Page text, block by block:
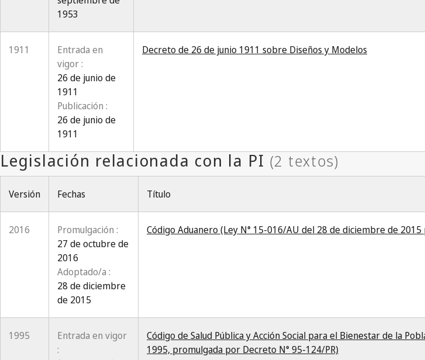
1953
1911
Entrada en
vigor :
26 de junio de
1911
Publicación :
26 de junio de
1911
Decreto de 26 de junio 1911 sobre Diseños y Modelos
Versión Fechas Título
2016
Promulgación :
27 de octubre de
2016
Adoptado/a :
28 de diciembre
de 2015
Código Aduanero (Ley N° 15-016/AU del 28 de diciembre de
1995
Entrada en vigor
:
Código de Salud Pública y Acción Social para el Bienestar de la
1995, promulgada por Decreto N° 95-124/PR)